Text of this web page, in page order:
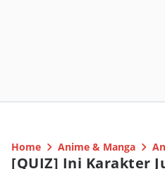
Home Anime & Manga
[QUIZ] Ini Karakter